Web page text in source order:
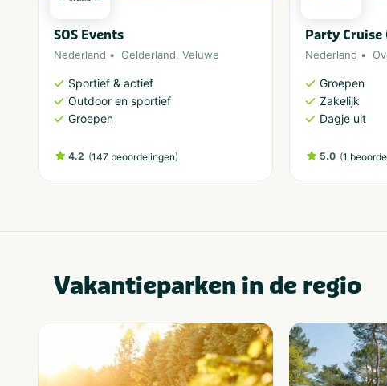
SOS Events
Nederland Gelderland, Veluwe
Sportief & actief
Outdoor en sportief
Groepen
4.2 (147 beoordelingen)
Party Cruise
Nederland
Groepen
Zakelijk
Dagje uit
5.0 (1
Vakantieparken in de regio